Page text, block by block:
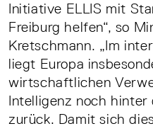
Initiative ELLIS mit
Freiburg helfen“, so
Kretschmann. „Im
liegt Europa
wirtschaftlichen
Intelligenz noch hinter
zurück. Damit sich